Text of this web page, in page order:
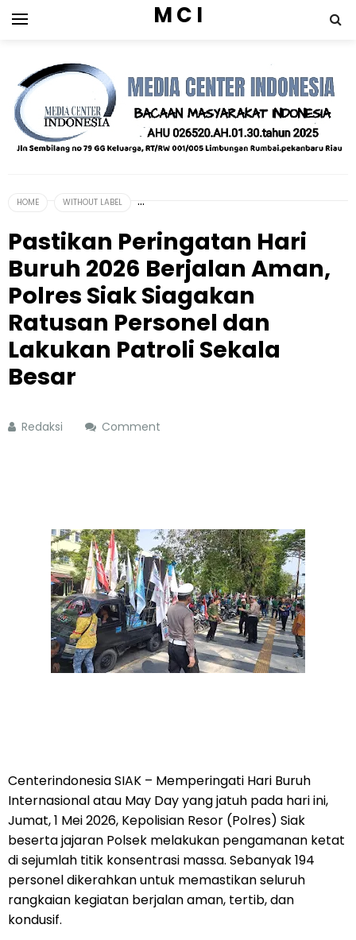
M C I
HOME WITHOUT LABEL
Pastikan Peringatan Hari
Buruh 2026 Berjalan Aman,
Polres Siak Siagakan
Ratusan Personel dan
Lakukan Patroli Sekala
Besar
Redaksi Comment
Centerindonesia SIAK – Memperingati Hari Buruh
Internasional atau May Day yang jatuh pada hari ini,
Jumat, 1 Mei 2026, Kepolisian Resor (Polres) Siak
beserta jajaran Polsek melakukan pengamanan ketat
di sejumlah titik konsentrasi massa. Sebanyak 194
personel dikerahkan untuk memastikan seluruh
rangkaian kegiatan berjalan aman, tertib, dan
kondusif.